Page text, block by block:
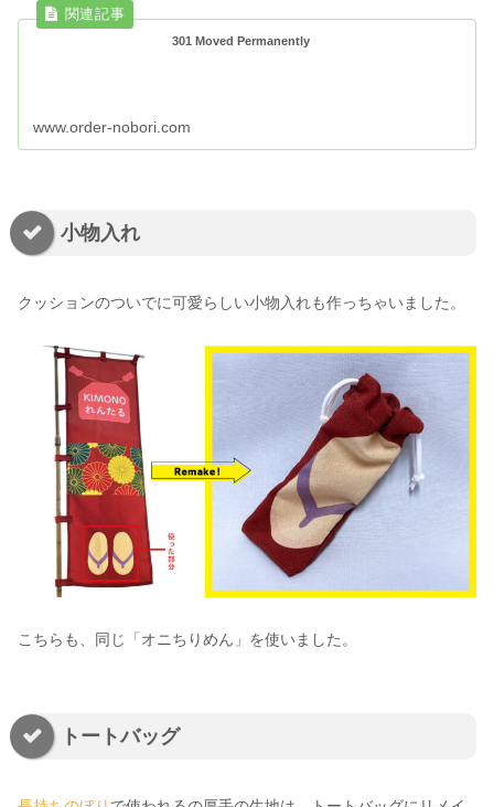
301 Moved Permanently
www.order-nobori.com
小物入れ
クッションのついでに可愛らしい小物入れも作っちゃいました。
こちらも、同じ「オニちりめん」を使いました。
トートバッグ